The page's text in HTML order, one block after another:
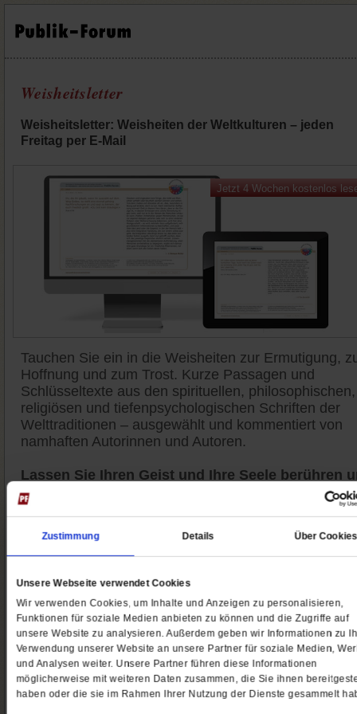
Zustimmung Details Über Cookies
Unsere Webseite verwendet Cookies
Wir verwenden Cookies, um Inhalte und Anzeigen zu personalisieren,
Funktionen für soziale Medien anbieten zu können und die Zugriffe auf
unsere Website zu analysieren. Außerdem geben wir Informationen zu
Verwendung unserer Website an unsere Partner für soziale Medien,
und Analysen weiter. Unsere Partner führen diese Informationen
möglicherweise mit weiteren Daten zusammen, die Sie ihnen
haben oder die sie im Rahmen Ihrer Nutzung der Dienste gesammelt
Weisheitsletter
Weisheitsletter: Weisheiten der Weltkulturen – jeden
Freitag per E-Mail
Jetzt 4 Wochen kostenlos
Tauchen Sie ein in die Weisheiten zur Ermutigung,
Hoffnung und zum Trost. Kurze Passagen und
Schlüsseltexte aus den spirituellen, philosophischen,
religiösen und tiefenpsychologischen Schriften der
Welttraditionen – ausgewählt und kommentiert von
namhaften Autorinnen und Autoren.
Lassen Sie Ihren Geist und Ihre Seele berühren
stärken
Autorinnen sowie die Zitate aus zentralen Schriften
provozieren, um andere Seiten zu entdecken. Auch
meditativ einstimmen, um dem Unbedingten, das
alle angeht, auf ungewohnte Art zu begegnen.
Jetzt 4 Wochen kostenlos lesen
Gönnen Sie sich eine kleine Auszeit mit einer
am Wochenende. Der Weisheitsletter erscheint
immer freitags. Die schön gestaltete PDF-Datei
erhalten Sie per E-Mail.